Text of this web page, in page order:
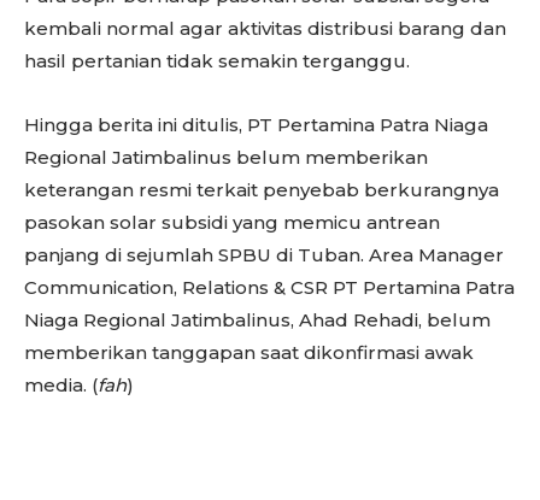
kembali normal agar aktivitas distribusi barang dan
hasil pertanian tidak semakin terganggu.
Hingga berita ini ditulis, PT Pertamina Patra Niaga
Regional Jatimbalinus belum memberikan
keterangan resmi terkait penyebab berkurangnya
pasokan solar subsidi yang memicu antrean
panjang di sejumlah SPBU di Tuban. Area Manager
Communication, Relations & CSR PT Pertamina Patra
Niaga Regional Jatimbalinus, Ahad Rehadi, belum
memberikan tanggapan saat dikonfirmasi awak
media. (fah)